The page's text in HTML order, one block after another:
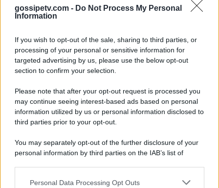
gossipetv.com - Do Not Process My Personal
Information
If you wish to opt-out of the sale, sharing to third parties, or
processing of your personal or sensitive information for
targeted advertising by us, please use the below opt-out
section to confirm your selection.
Please note that after your opt-out request is processed you
may continue seeing interest-based ads based on personal
information utilized by us or personal information disclosed to
third parties prior to your opt-out.
You may separately opt-out of the further disclosure of your
personal information by third parties on the IAB’s list of
This information may also be disclosed by us to third parties
Personal Data Processing Opt Outs
Gossip e TV è un sito di MASTE S.r.l.
viale Luigi Majno n. 21 - 20129 Milano (MI)
P.Iva 10909580960
Categorie
Gossip